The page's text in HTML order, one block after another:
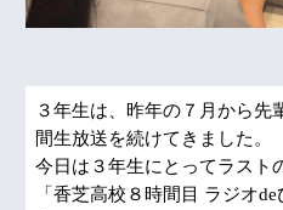
３年生は、昨年の７月から先
間生放送を続けてきました。
今日は３年生にとってラスト
「香芝高校８時間目 ラジオ